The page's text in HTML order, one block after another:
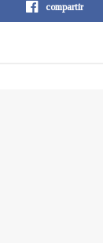
compartir